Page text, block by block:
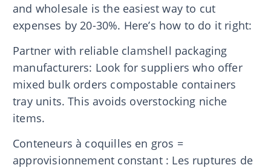
and wholesale is the easiest way to cut
expenses by 20-30%. Here’s how to do it right:
Partner with reliable clamshell packaging
manufacturers: Look for suppliers who offer
mixed bulk orders compostable containers
tray units. This avoids overstocking niche
items.
Conteneurs à coquilles en gros =
approvisionnement constant : Les ruptures de